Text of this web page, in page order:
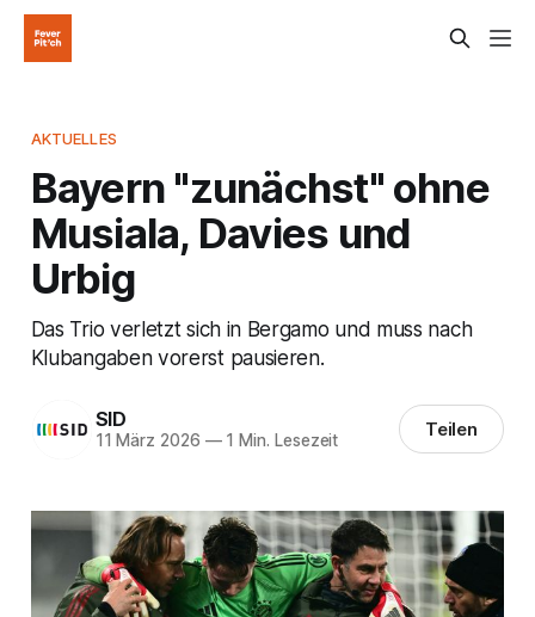
AKTUELLES
Bayern "zunächst" ohne
Musiala, Davies und
Urbig
Das Trio verletzt sich in Bergamo und muss nach
Klubangaben vorerst pausieren.
SID
11 März 2026 —1 Min. Lesezeit Teilen